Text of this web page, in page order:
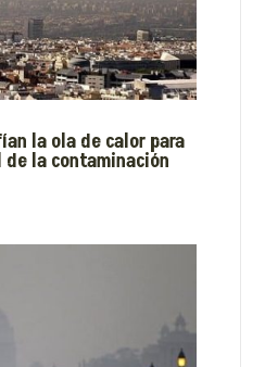
la ola de calor para
la contaminación